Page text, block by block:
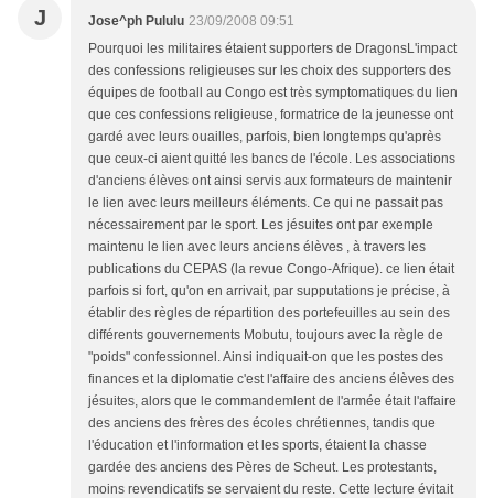
J Jose^ph Pululu 23/09/2008 09:51
Pourquoi les militaires étaient supporters de DragonsL'impact
des confessions religieuses sur les choix des supporters des
équipes de football au Congo est très symptomatiques du lien
que ces confessions religieuse, formatrice de la jeunesse ont
gardé avec leurs ouailles, parfois, bien longtemps qu'après
que ceux-ci aient quitté les bancs de l'école. Les associations
d'anciens élèves ont ainsi servis aux formateurs de maintenir
le lien avec leurs meilleurs éléments. Ce qui ne passait pas
nécessairement par le sport. Les jésuites ont par exemple
maintenu le lien avec leurs anciens élèves , à travers les
publications du CEPAS (la revue Congo-Afrique). ce lien était
parfois si fort, qu'on en arrivait, par supputations je précise, à
établir des règles de répartition des portefeuilles au sein des
différents gouvernements Mobutu, toujours avec la règle de
"poids" confessionnel. Ainsi indiquait-on que les postes des
finances et la diplomatie c'est l'affaire des anciens élèves des
jésuites, alors que le commandemlent de l'armée était l'affaire
des anciens des frères des écoles chrétiennes, tandis que
l'éducation et l'information et les sports, étaient la chasse
gardée des anciens des Pères de Scheut. Les protestants,
moins revendicatifs se servaient du reste. Cette lecture évitait